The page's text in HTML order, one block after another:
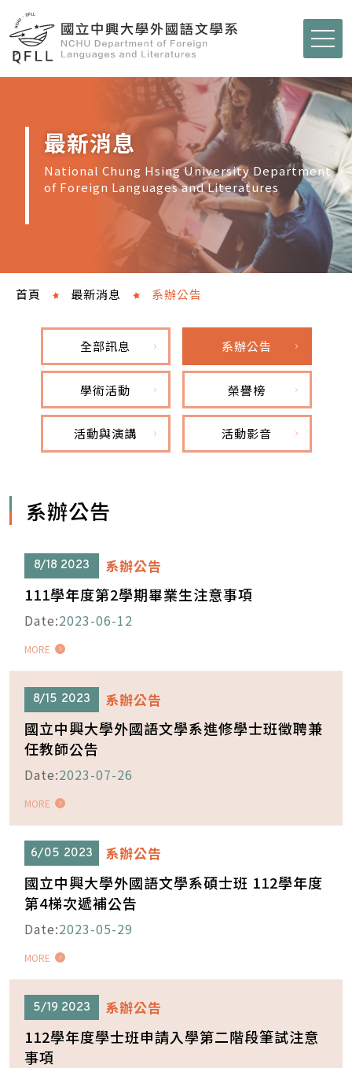
最新消息
National Chung Hsing University Department
of Foreign Languages and Literatures
首頁 最新消息 系辦公告
全部訊息 系辦公告
學術活動 榮譽榜
活動與演講 活動影音
系辦公告
8/18 2023 系辦公告
111學年度第2學期畢業生注意事項
Date:2023-06-12
MORE
8/15 2023 系辦公告
國立中興大學外國語文學系進修學士班徵聘兼
任教師公告
Date:2023-07-26
MORE
6/05 2023 系辦公告
國立中興大學外國語文學系碩士班 112學年度
第4梯次遞補公告
Date:2023-05-29
MORE
5/19 2023 系辦公告
112學年度學士班申請入學第二階段筆試注意
事項